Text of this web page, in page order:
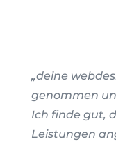
„deine
genommen
Ich finde gut,
Leistungen